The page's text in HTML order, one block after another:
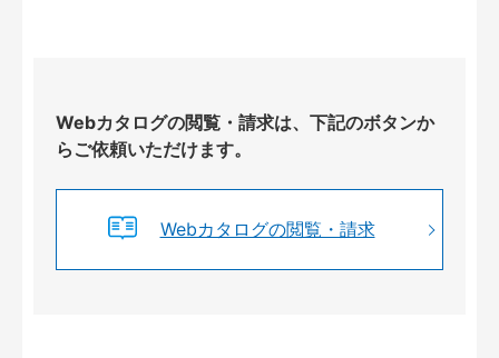
Webカタログの閲覧・請求は、下記のボタンか
らご依頼いただけます。
Webカタログの閲覧・請求